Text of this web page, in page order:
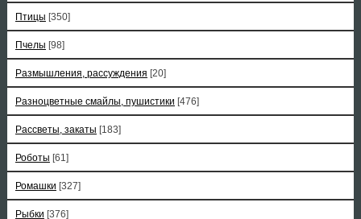
Птицы [350]
Пчелы [98]
Размышления, рассуждения [20]
Разноцветные смайлы, пушистики [476]
Рассветы, закаты [183]
Роботы [61]
Ромашки [327]
Рыбки [376]